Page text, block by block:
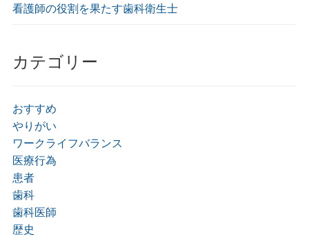
看護師の役割を果たす歯科衛生士
カテゴリー
おすすめ
やりがい
ワークライフバランス
医療行為
患者
歯科
歯科医師
歴史